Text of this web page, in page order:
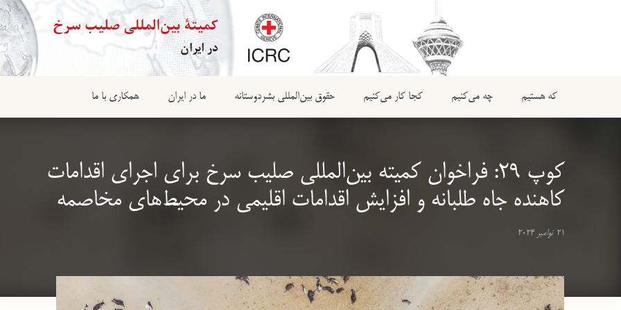
که هستیم چه می‌کنیم کجا کار می‌کنیم حقوق بین‌المللی بشردوستانه ما در ایران همکاری با ما
کوپ 29: فراخوان کمیته بین‌المللی صلیب سرخ برای اجرای اقدامات
کاهنده جاه طلبانه و افزایش اقدامات اقلیمی در محیط‌های مخاصمه
21 نوامبر 2024